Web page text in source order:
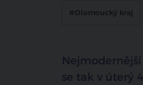
#Olomoucký kraj
se tak v úterý